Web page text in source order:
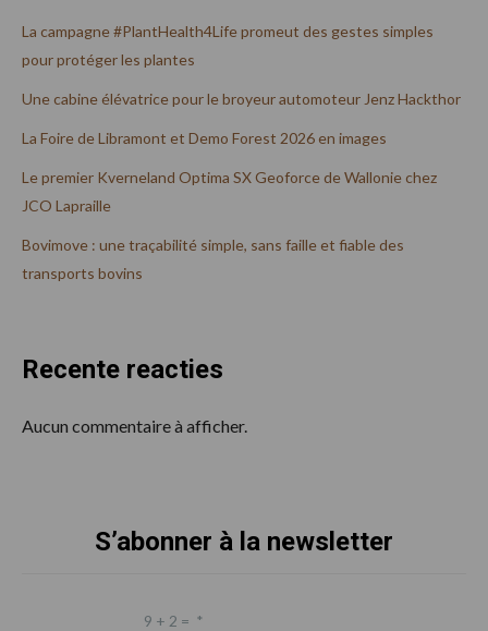
La campagne #PlantHealth4Life promeut des gestes simples
pour protéger les plantes
Une cabine élévatrice pour le broyeur automoteur Jenz Hackthor
La Foire de Libramont et Demo Forest 2026 en images
Le premier Kverneland Optima SX Geoforce de Wallonie chez
JCO Lapraille
Bovimove : une traçabilité simple, sans faille et fiable des
transports bovins
Recente reacties
Aucun commentaire à afficher.
S’abonner à la newsletter
9 + 2 = *